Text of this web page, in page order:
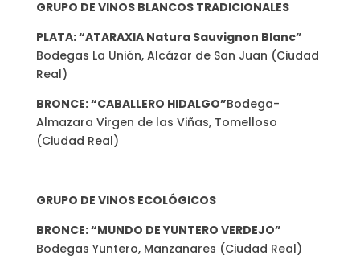
GRUPO DE VINOS BLANCOS TRADICIONALES
PLATA: “ATARAXIA Natura Sauvignon Blanc”
Bodegas La Unión, Alcázar de San Juan (Ciudad
Real)
BRONCE: “CABALLERO HIDALGO”Bodega-
Almazara Virgen de las Viñas, Tomelloso
(Ciudad Real)
GRUPO DE VINOS ECOLÓGICOS
BRONCE: “MUNDO DE YUNTERO VERDEJO”
Bodegas Yuntero, Manzanares (Ciudad Real)